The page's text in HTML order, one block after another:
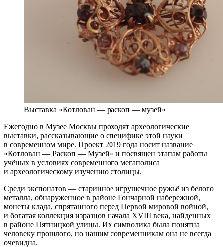
Выставка «Котлован — раскоп — музей»
Ежегодно в Музее Москвы проходят археологические
выставки, рассказывающие о специфике этой науки
в современном мире. Проект 2019 года носит название
«Котлован — Раскоп — Музей» и посвящен этапам работы
учёных в условиях современного мегаполиса
и археологическому изучению столицы.
Среди экспонатов — старинное игрушечное ружьё из белого
металла, обнаруженное в районе Гончарной набережной,
монеты клада, спрятанного перед Первой мировой войной,
и богатая коллекция изразцов начала XVIII века, найденных
в районе Пятницкой улицы. Их символика была понятна
человеку прошлого, но нашим современникам она не всегда
очевидна.